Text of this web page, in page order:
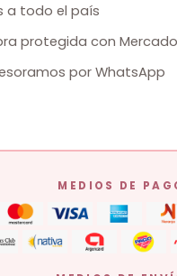
a todo el país
protegida con
por WhatsApp
MEDIOS DE